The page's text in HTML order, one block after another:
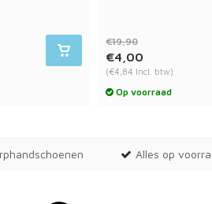
€19,90
€4,00
(€4,84 Incl. btw)
Op voorraad
Alles op